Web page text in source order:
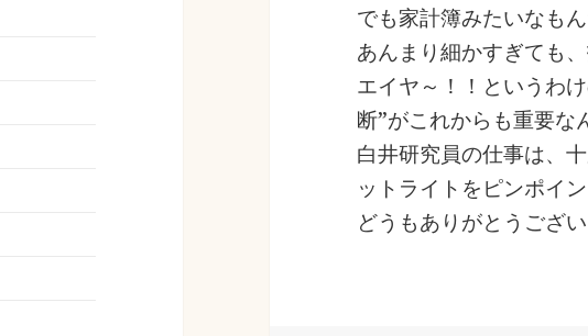
でも家計簿みたいなも
あんまり細かすぎても
エイヤ～！！というわ
断”がこれからも重要な
白井研究員の仕事は、
ットライトをピンポイ
どうもありがとうござ